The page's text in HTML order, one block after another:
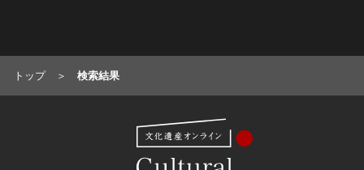
トップ 検索結果